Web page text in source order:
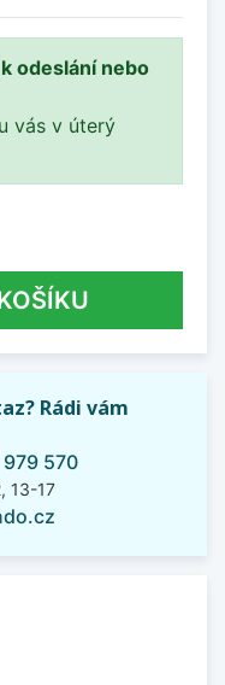
odeslání nebo
vás v úterý
Rádi vám
570
13-17